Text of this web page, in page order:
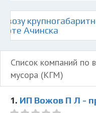
Ачинска
Список компаний по
мусора (КГМ)
1. ИП Вожов П Л -